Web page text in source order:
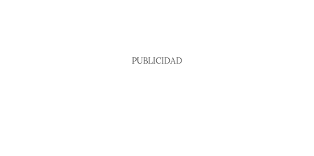
PUBLICIDAD